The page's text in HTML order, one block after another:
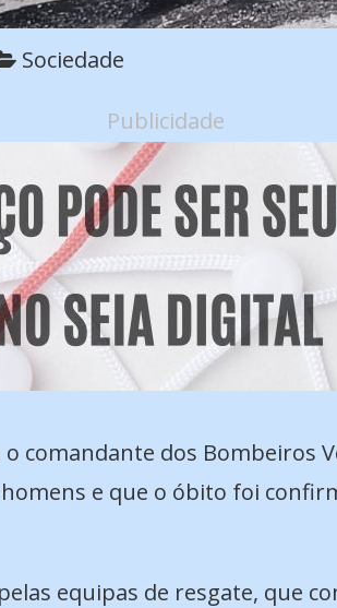
Sociedade
Publicidade
comandante dos Bombeiros
e que o óbito foi
equipas de resgate, que